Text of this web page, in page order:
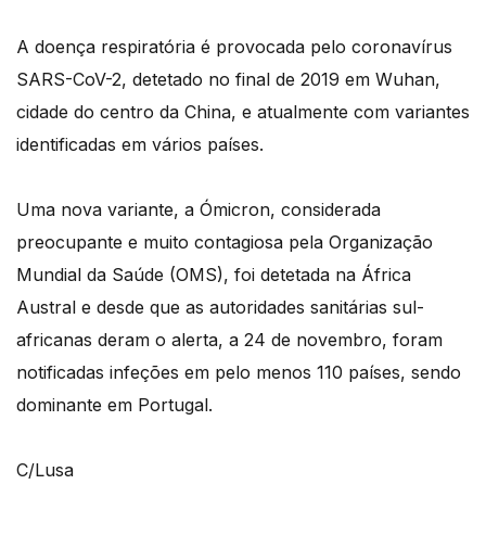
A doença respiratória é provocada pelo coronavírus
SARS-CoV-2, detetado no final de 2019 em Wuhan,
cidade do centro da China, e atualmente com variantes
identificadas em vários países.
Uma nova variante, a Ómicron, considerada
preocupante e muito contagiosa pela Organização
Mundial da Saúde (OMS), foi detetada na África
Austral e desde que as autoridades sanitárias sul-
africanas deram o alerta, a 24 de novembro, foram
notificadas infeções em pelo menos 110 países, sendo
dominante em Portugal.
C/Lusa